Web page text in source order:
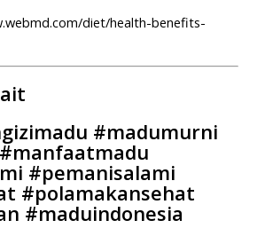
diet/health-benefits-
#madumurni
#pemanisalami
#polamakansehat
#maduindonesia